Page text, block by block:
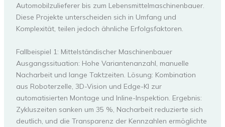
Automobilzulieferer bis zum Lebensmittelmaschinenbauer.
Diese Projekte unterscheiden sich in Umfang und
Komplexität, teilen jedoch ähnliche Erfolgsfaktoren.
Fallbeispiel 1: Mittelständischer Maschinenbauer
Ausgangssituation: Hohe Variantenanzahl, manuelle
Nacharbeit und lange Taktzeiten. Lösung: Kombination
aus Roboterzelle, 3D-Vision und Edge-KI zur
automatisierten Montage und Inline-Inspektion. Ergebnis:
Zykluszeiten sanken um 35 %, Nacharbeit reduzierte sich
deutlich, und die Transparenz der Kennzahlen ermöglichte